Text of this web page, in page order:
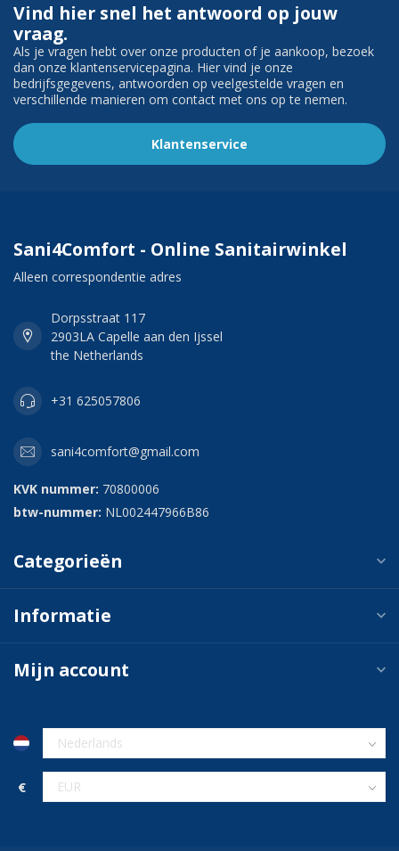
Vind hier snel het antwoord op jouw
vraag.
Als je vragen hebt over onze producten of je aankoop, bezoek
dan onze klantenservicepagina. Hier vind je onze
bedrijfsgegevens, antwoorden op veelgestelde vragen en
verschillende manieren om contact met ons op te nemen.
Klantenservice
Sani4Comfort - Online Sanitairwinkel
Alleen correspondentie adres
Dorpsstraat 117
2903LA Capelle aan den Ijssel
the Netherlands
+31 625057806
sani4comfort@gmail.com
KVK nummer: 70800006
btw-nummer: NL002447966B86
Categorieën
Informatie
Mijn account
€